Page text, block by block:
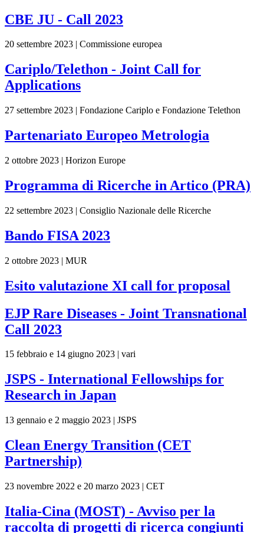
CBE JU - Call 2023
20 settembre 2023 | Commissione europea
Cariplo/Telethon - Joint Call for
Applications
27 settembre 2023 | Fondazione Cariplo e Fondazione Telethon
Partenariato Europeo Metrologia
2 ottobre 2023 | Horizon Europe
Programma di Ricerche in Artico (PRA)
22 settembre 2023 | Consiglio Nazionale delle Ricerche
Bando FISA 2023
2 ottobre 2023 | MUR
Esito valutazione XI call for proposal
EJP Rare Diseases - Joint Transnational
Call 2023
15 febbraio e 14 giugno 2023 | vari
JSPS - International Fellowships for
Research in Japan
13 gennaio e 2 maggio 2023 | JSPS
Clean Energy Transition (CET
Partnership)
23 novembre 2022 e 20 marzo 2023 | CET
Italia-Cina (MOST) - Avviso per la
raccolta di progetti di ricerca congiunti